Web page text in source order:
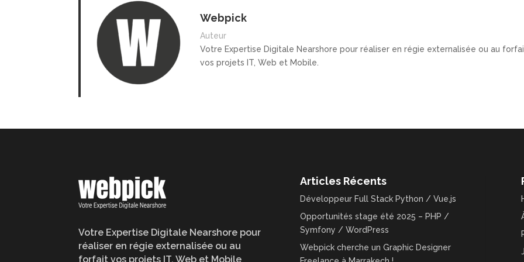
Webpick
Auteur
Votre Expertise Digitale Nearshore pour réaliser en régie externalisée ou au
vos projets IT, Web et Mobile.
Votre Expertise Digitale Nearshore pour
réaliser en régie externalisée ou au
forfait vos projets IT, Web et Mobile
Articles Récents
Développeur Full Stack Python / Vue.js
Opportunités stage été 2025 – PHP /
Symfony / WordPress
Webpick cherche un Graphic Designer